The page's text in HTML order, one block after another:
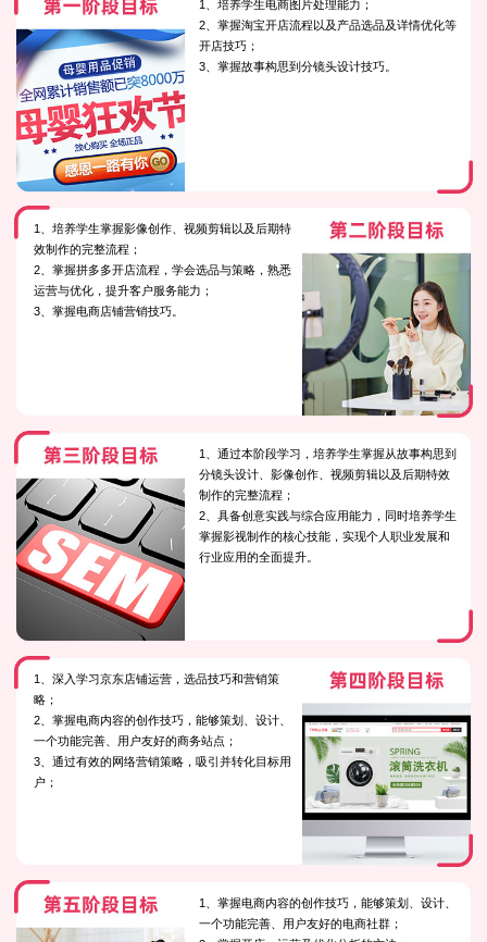
1、培养学生电商图片处理能力；
2、掌握淘宝开店流程以及产品选品及详情优化等
开店技巧；
3、掌握故事构思到分镜头设计技巧。
1、培养学生掌握影像创作、视频剪辑以及后期特
效制作的完整流程；
2、掌握拼多多开店流程，学会选品与策略，熟悉
运营与优化，提升客户服务能力；
3、掌握电商店铺营销技巧。
1、通过本阶段学习，培养学生掌握从故事构思到
分镜头设计、影像创作、视频剪辑以及后期特效
制作的完整流程；
2、具备创意实践与综合应用能力，同时培养学生
掌握影视制作的核心技能，实现个人职业发展和
行业应用的全面提升。
1、深入学习京东店铺运营，选品技巧和营销策
略；
2、掌握电商内容的创作技巧，能够策划、设计、
一个功能完善、用户友好的商务站点；
3、通过有效的网络营销策略，吸引并转化目标用
户；
1、掌握电商内容的创作技巧，能够策划、设计、
一个功能完善、用户友好的电商社群；